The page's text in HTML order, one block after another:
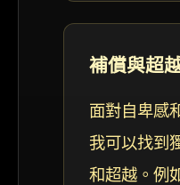
補償與超
面對自卑感
我可以找到
和超越。例